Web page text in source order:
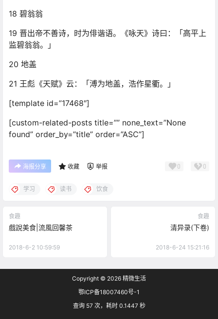
18 碧翁翁
19 晋出帝不善诗，时为俳谐语。《咏天》诗曰：「高平上
监碧翁翁。」
20 地盖
21 王彪《天赋》云：「溥为地盖，浩作星衢。」
[template id=”17468″]
[custom-related-posts title=”” none_text=”None
found” order_by=”title” order=”ASC”]
海报分享 收藏 举报 0 0
学习 读书 饮食
食趣
戲說美食|流風回馨茶
2018-6-2 10:59:59
食趣
清异录(下卷)
2018-6-24 15:21:16
Copyright © 2026 精微生活
鄂ICP备18007460号-1
查询 57 次，耗时 0.1447 秒